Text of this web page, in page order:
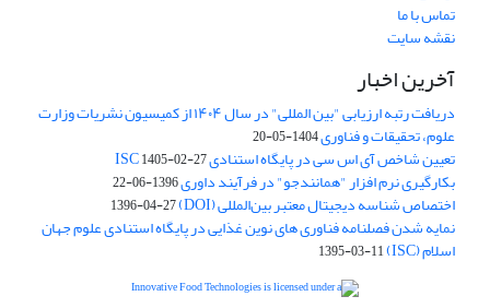
تماس با ما
نقشه سایت
آخرین اخبار
دریافت رتبه ارزیابی "بین المللی" در سال ۱۴۰۴ از کمیسیون نشریات وزارت
علوم، تحقیقات و فناوری1404-05-20
تعیین شاخص آی اس سی در پایگاه استنادی ISC1405-02-27
بکارگیری نرم افزار "همانندجو" در فرآیند داوری1396-06-22
اختصاص شناسه دیجیتال معتبر بین‌المللی (DOI) 1396-04-27
نمایه شدن فصلنامه فناوری های نوین غذایی در پایگاه استنادی علوم جهان
اسلام (ISC) 1395-03-11